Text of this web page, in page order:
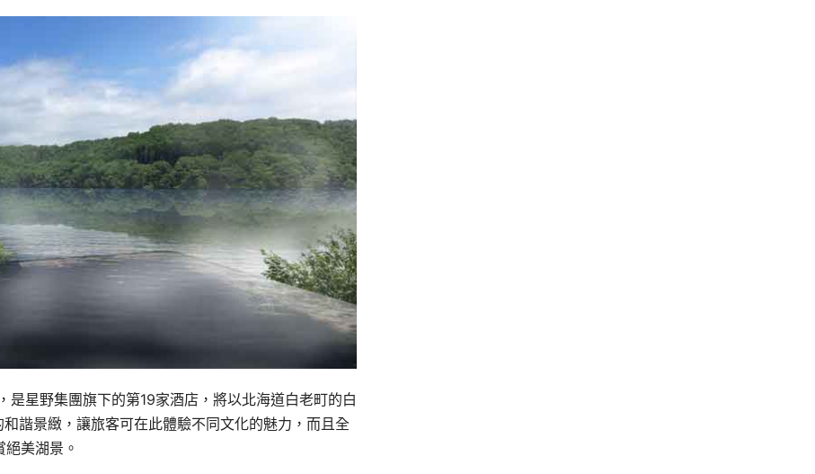
是星野集團旗下的第19家酒店，將以北海道白老町的白
諧景緻，讓旅客可在此體驗不同文化的魅力，而且全
美湖景。